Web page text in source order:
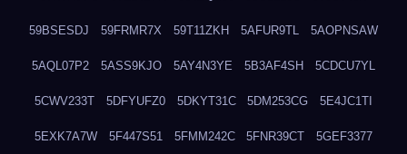
59BSESDJ 59FRMR7X 59T11ZKH 5AFUR9TL 5AOPNSAW
5AQL07P2 5ASS9KJO 5AY4N3YE 5B3AF4SH 5CDCU7YL
5CWV233T 5DFYUFZ0 5DKYT31C 5DM253CG 5E4JC1TI
5EXK7A7W 5F447S51 5FMM242C 5FNR39CT 5GEF3377